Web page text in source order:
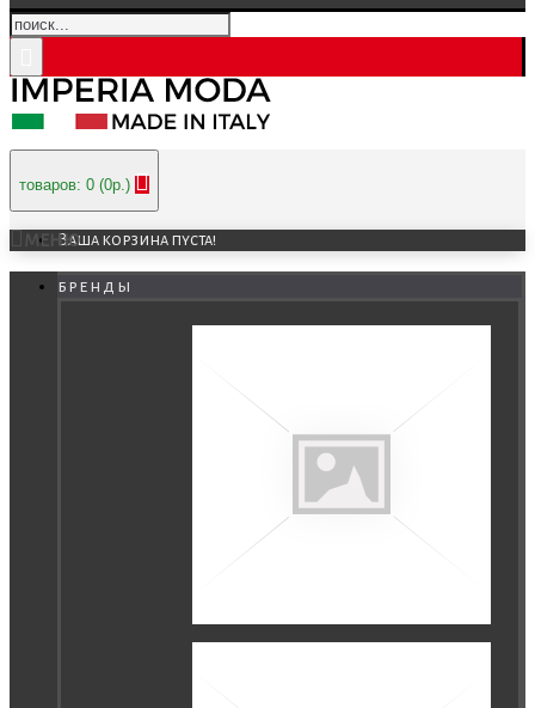
товаров: 0 (0р.)
Ваша корзина пуста!
МЕНЮ
бренды